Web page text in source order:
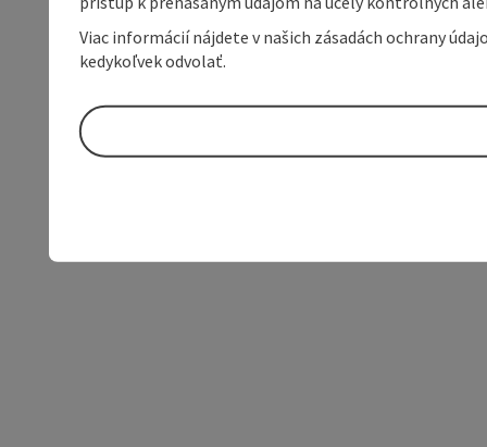
Viac informácií nájdete v našich zásadách ochrany
kedykoľvek odvolať.